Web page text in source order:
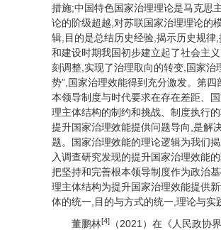
措施;中国特色国家治理理论是马克思
论的阶级超越,对苏联国家治理理论的
辑,目的是总结历史经验,揭示历史规
和建设时期我国初步建立起了社会主
刻调整,实现了治理取向的转变,国家
势”,国家治理效能得到充分激发。第
本领导制度与时代要求在存在差距、
理主体结构的制约和挑战、制度执行
提升国家治理效能提供问题导向,是解
题。国家治理效能的理论逻辑为我们
入调查研究发现的提升国家治理效能
把坚持和完善根本领导制度作为政治
理主体结构为提升国家治理效能提供
体的统一,目的与方式的统一,理论与
董鹏林[4]
（2021）在《人民政协